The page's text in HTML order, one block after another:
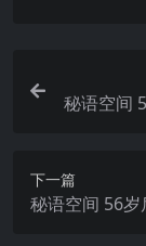
秘语空间
下一篇
秘语空间 56岁